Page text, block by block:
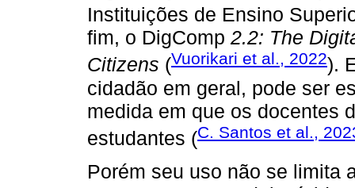
Instituições de Ensino
fim, o DigComp 2.2: The
Citizens (Vuorikari et al., 2022).
cidadão em geral, pode ser
medida em que os docentes
estudantes (C. Santos et al.,
Porém seu uso não se limita